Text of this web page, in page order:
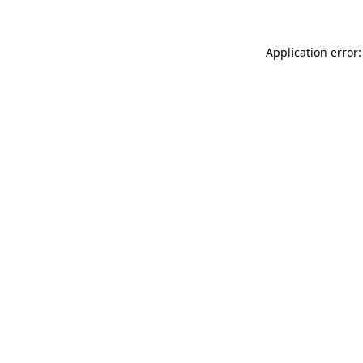
Application